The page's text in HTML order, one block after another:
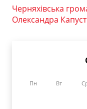
Черняхівська
Олександра
Пн Вт